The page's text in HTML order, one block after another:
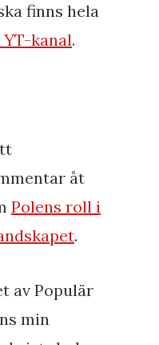
finns hela
YT-kanal.
åt
Polens roll i
.
av Populär
min